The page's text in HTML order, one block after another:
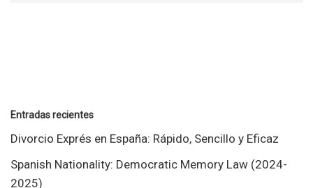
Entradas recientes
Divorcio Exprés en España: Rápido, Sencillo y Eficaz
Spanish Nationality: Democratic Memory Law (2024-
2025)